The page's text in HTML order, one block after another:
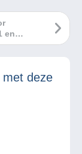
en
met deze